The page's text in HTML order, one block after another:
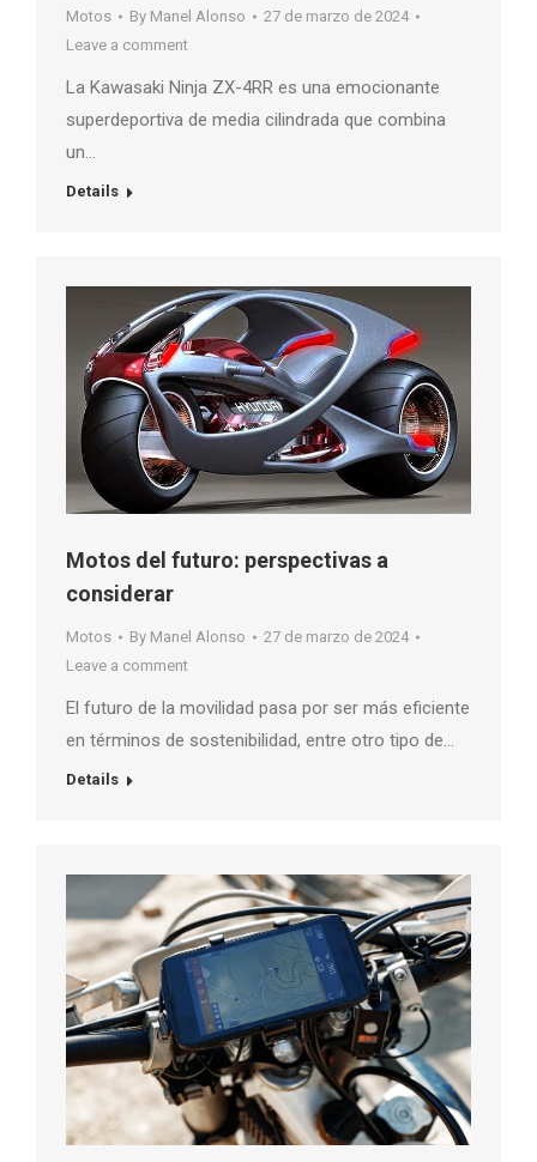
Motos By Manel Alonso
27 de marzo de 2024
Leave a comment
La Kawasaki Ninja ZX-4RR es una emocionante
superdeportiva de media cilindrada que combina
un…
Details
Motos del futuro: perspectivas a
considerar
Motos By Manel Alonso
27 de marzo de 2024
Leave a comment
El futuro de la movilidad pasa por ser más eficiente
en términos de sostenibilidad, entre otro tipo de…
Details